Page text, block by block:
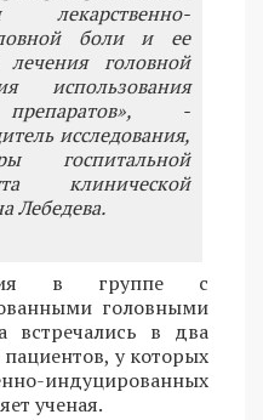
боли и ее
лечения головной
препаратов», -
исследования,
госпитальной
клинической
Лебедева.
в группе с
головными
встречались в два
у которых
индуцированных
ученая.